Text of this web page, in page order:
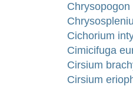
Cichorium
Cimicifuga
Cirsium
Cirsium